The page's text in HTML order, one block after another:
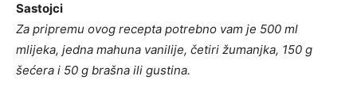
Sastojci
Za pripremu ovog recepta potrebno vam je 500 ml
mlijeka, jedna mahuna vanilije, četiri žumanjka, 150 g
šećera i 50 g brašna ili gustina.